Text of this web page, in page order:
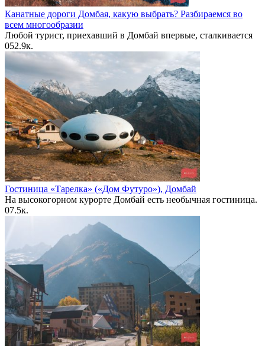
Канатные дороги Домбая, какую выбрать? Разбираемся во
всем многообразии
Любой турист, приехавший в Домбай впервые, сталкивается
052.9к.
Гостиница «Тарелка» («Дом Футуро»), Домбай
На высокогорном курорте Домбай есть необычная гостиница.
07.5к.